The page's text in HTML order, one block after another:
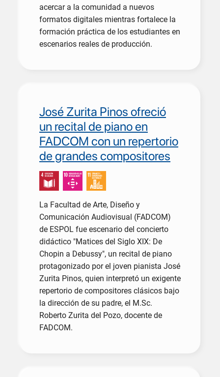
acercar a la comunidad a nuevos
formatos digitales mientras fortalece la
formación práctica de los estudiantes en
escenarios reales de producción.
José Zurita Pinos ofreció
un recital de piano en
FADCOM con un repertorio
de grandes compositores
La Facultad de Arte, Diseño y
Comunicación Audiovisual (FADCOM)
de ESPOL fue escenario del concierto
didáctico "Matices del Siglo XIX: De
Chopin a Debussy", un recital de piano
protagonizado por el joven pianista José
Zurita Pinos, quien interpretó un exigente
repertorio de compositores clásicos bajo
la dirección de su padre, el M.Sc.
Roberto Zurita del Pozo, docente de
FADCOM.